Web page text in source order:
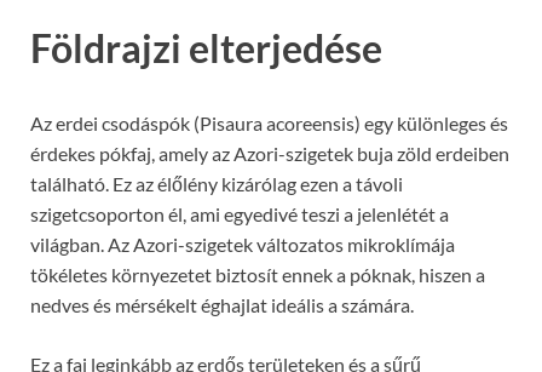
Földrajzi elterjedése
Az erdei csodáspók (Pisaura acoreensis) egy különleges és
érdekes pókfaj, amely az Azori-szigetek buja zöld erdeiben
található. Ez az élőlény kizárólag ezen a távoli
szigetcsoporton él, ami egyedivé teszi a jelenlétét a
világban. Az Azori-szigetek változatos mikroklímája
tökéletes környezetet biztosít ennek a póknak, hiszen a
nedves és mérsékelt éghajlat ideális a számára.
Ez a faj leginkább az erdős területeken és a sűrű